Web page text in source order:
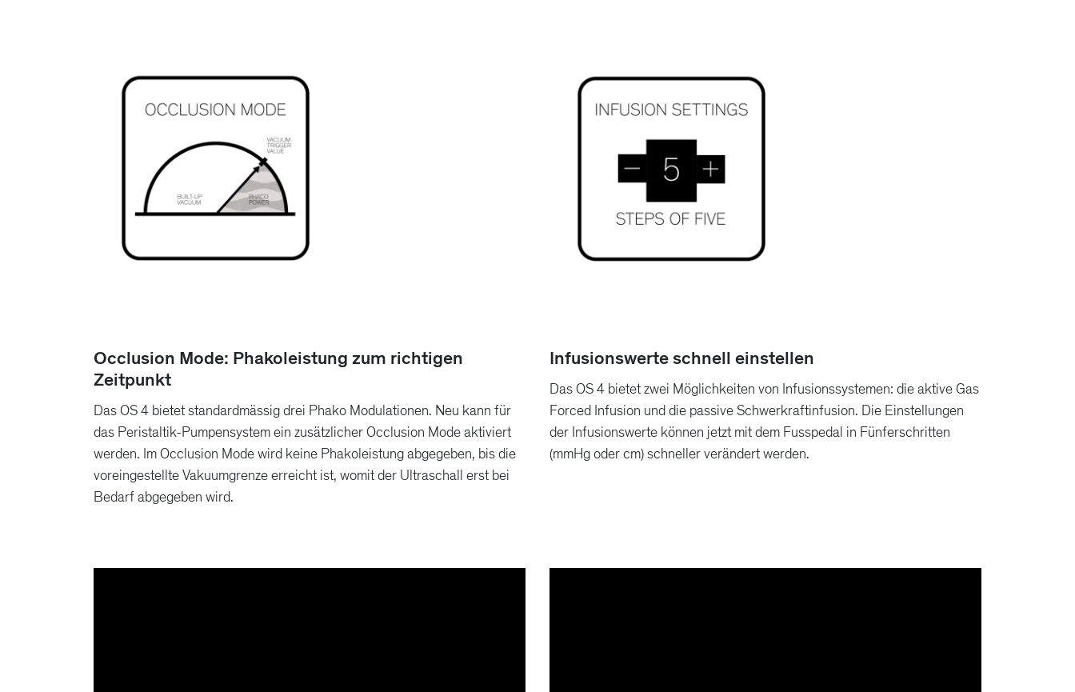
Occlusion Mode: Phakoleistung zum richtigen
Zeitpunkt
Das OS 4 bietet standardmässig drei Phako Modulationen. Neu kann für
das Peristaltik-Pumpensystem ein zusätzlicher Occlusion Mode aktiviert
werden. Im Occlusion Mode wird keine Phakoleistung abgegeben, bis die
voreingestellte Vakuumgrenze erreicht ist, womit der Ultraschall erst bei
Bedarf abgegeben wird.
Infusionswerte schnell einstellen
Das OS 4 bietet zwei Möglichkeiten von Infusionssystemen: die aktive Gas
Forced Infusion und die passive Schwerkraftinfusion. Die Einstellungen
der Infusionswerte können jetzt mit dem Fusspedal in Fünferschritten
(mmHg oder cm) schneller verändert werden.